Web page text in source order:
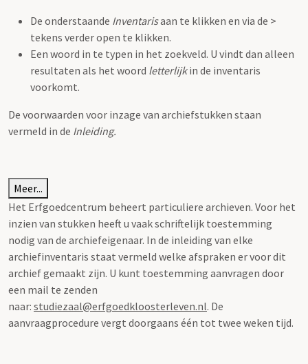
De onderstaande Inventarisaan te klikken en via de >
tekens verder open te klikken.
Een woord in te typen in het zoekveld. U vindt dan alleen
resultaten als het woord letterlijkin de inventaris
voorkomt.
De voorwaarden voor inzage van archiefstukken staan
vermeld in de Inleiding.
Meer...
Het Erfgoedcentrum beheert particuliere archieven. Voor het
inzien van stukken heeft u vaak schriftelijk toestemming
nodig van de archiefeigenaar. In de inleiding van elke
archiefinventaris staat vermeld welke afspraken er voor dit
archief gemaakt zijn. U kunt toestemming aanvragen door
een mail te zenden
naar: studiezaal@erfgoedkloosterleven.nl. De
aanvraagprocedure vergt doorgaans één tot twee weken tijd.